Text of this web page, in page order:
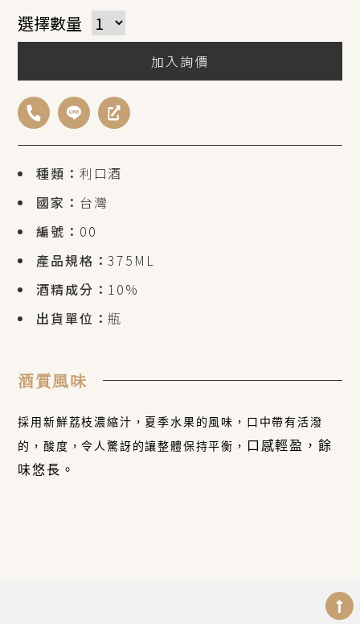
種類： 利口酒
國家： 台灣
編號： 00
產品規格：375ML
酒精成分： 10%
出貨單位：瓶
選擇數量
加入詢價
酒質風味
採用新鮮荔枝濃縮汁， 夏季水果的風味，口中帶有活潑
的，酸度，令人驚訝的讓整體保持平衡，
口感輕盈，餘
味悠長。